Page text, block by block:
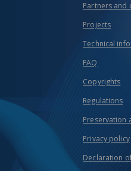
Partners and
Projects
Technical
FAQ
Copyrights
Regulations
Preservation
Privacy policy
Declaration